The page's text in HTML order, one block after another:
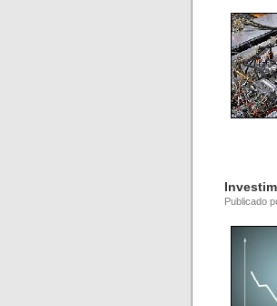
Publicado